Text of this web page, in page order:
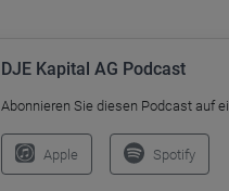
DJE Kapital AG Podcast
Abonnieren Sie diesen Podcast auf
Apple Spotify